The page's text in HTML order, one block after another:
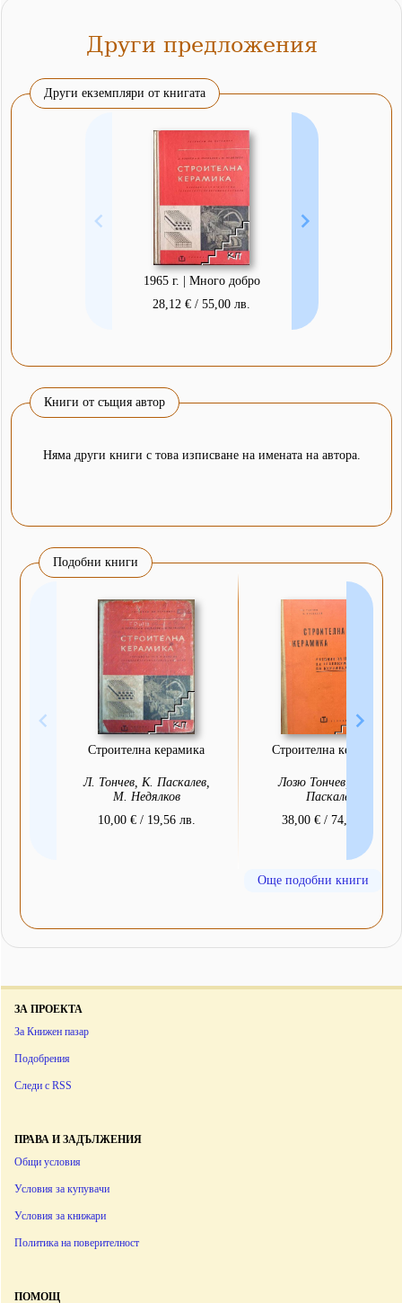
Други предложения
Други екземпляри от книгата
1965 г. | Много добро
28,12 € / 55,00 лв.
Книги от същия автор
Няма други книги с това изписване на имената на автора.
Подобни книги
Строителна керамика
Л. Тончев, К. Паскалев,
М. Недялков
10,00 € / 19,56 лв.
Строителна керамика
Лозю Тончев, Къню
Паскалев
38,00 € / 74,32 лв.
Още подобни книги
ЗА ПРОЕКТА
За Книжен пазар
Подобрения
Следи с RSS
ПРАВА И ЗАДЪЛЖЕНИЯ
Общи условия
Условия за купувачи
Условия за книжари
Политика на поверителност
ПОМОЩ